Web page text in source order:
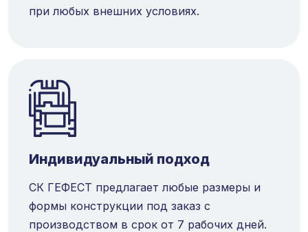
при любых внешних условиях.
Индивидуальный подход
СК ГЕФЕСТ предлагает любые размеры и
формы конструкции под заказ с
производством в срок от 7 рабочих дней.